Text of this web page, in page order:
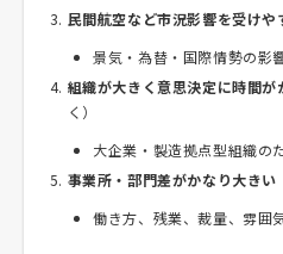
民間航空など市況影響を受けや
景気・為替・国際情勢の影
組織が大きく意思決定に時間が
く）
大企業・製造拠点型組織の
事業所・部門差がかなり大きい
働き方、残業、裁量、雰囲